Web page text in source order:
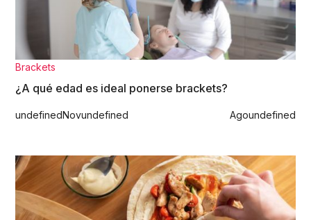
Brackets
¿A qué edad es ideal ponerse brackets?
undefinedNovundefined Agoundefined